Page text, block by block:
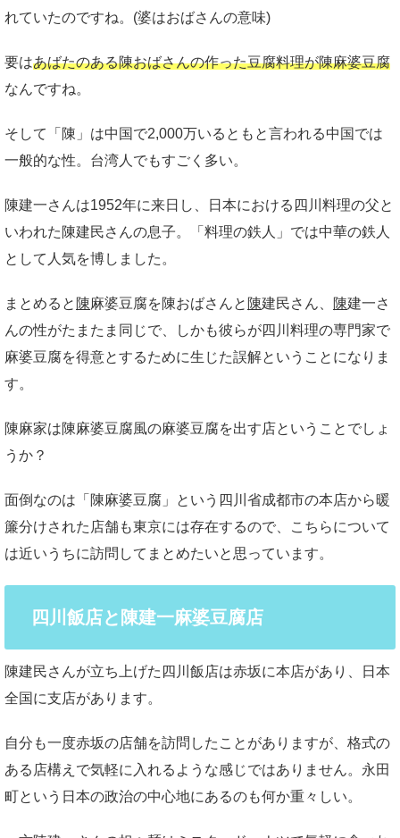
れていたのですね。(婆はおばさんの意味)
要はあばたのある陳おばさんの作った豆腐料理が陳麻婆豆腐
なんですね。
そして「陳」は中国で2,000万いるともと言われる中国では
一般的な性。台湾人でもすごく多い。
陳建一さんは1952年に来日し、日本における四川料理の父と
いわれた陳建民さんの息子。「料理の鉄人」では中華の鉄人
として人気を博しました。
まとめると 陳麻婆豆腐を陳おばさんと 陳建民さん、 陳建一さ
んの性がたまたま同じで、しかも彼らが四川料理の専門家で
麻婆豆腐を得意とするために生じた誤解ということになりま
す。
陳麻家は陳麻婆豆腐風の麻婆豆腐を出す店ということでしょ
うか？
面倒なのは「陳麻婆豆腐」という四川省成都市の本店から暖
簾分けされた店舗も東京には存在するので、こちらについて
は近いうちに訪問してまとめたいと思っています。
四川飯店と陳建一麻婆豆腐店
陳建民さんが立ち上げた四川飯店は赤坂に本店があり、日本
全国に支店があります。
自分も一度赤坂の店舗を訪問したことがありますが、格式の
ある店構えで気軽に入れるような感じではありません。永田
町という日本の政治の中心地にあるのも何か重々しい。